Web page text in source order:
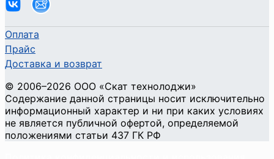
Оплата
Прайс
Доставка и возврат
© 2006–2026 ООО «Скат технолоджи»
Содержание данной страницы носит исключительно
информационный характер и ни при каких условиях
не является публичной офертой, определяемой
положениями статьи 437 ГК РФ